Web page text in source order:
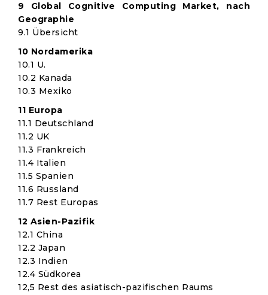
9 Global Cognitive Computing Market, nach
Geographie
9.1 Übersicht
10 Nordamerika
10.1 U.
10.2 Kanada
10.3 Mexiko
11 Europa
11.1 Deutschland
11.2 UK
11.3 Frankreich
11.4 Italien
11.5 Spanien
11.6 Russland
11.7 Rest Europas
12 Asien-Pazifik
12.1 China
12.2 Japan
12.3 Indien
12.4 Südkorea
12,5 Rest des asiatisch-pazifischen Raums